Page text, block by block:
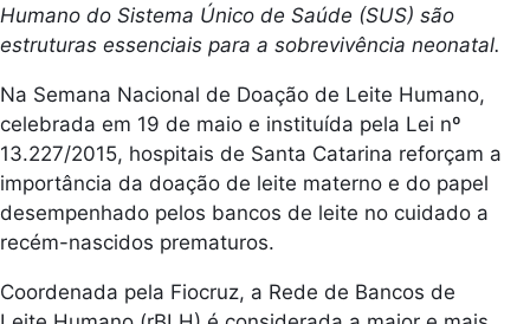
Humano do Sistema Único de Saúde (SUS) são
estruturas essenciais para a sobrevivência neonatal.
Na Semana Nacional de Doação de Leite Humano,
celebrada em 19 de maio e instituída pela Lei nº
13.227/2015, hospitais de Santa Catarina reforçam a
importância da doação de leite materno e do papel
desempenhado pelos bancos de leite no cuidado a
recém-nascidos prematuros.
Coordenada pela Fiocruz, a Rede de Bancos de